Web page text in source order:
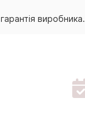
виробника.